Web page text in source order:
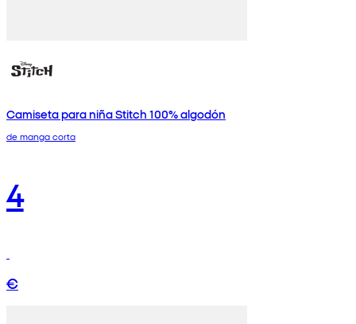
Camiseta para niña Stitch 100% algodón
de manga corta
4
€